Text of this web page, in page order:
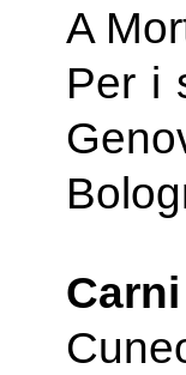
A
Per i
Carni